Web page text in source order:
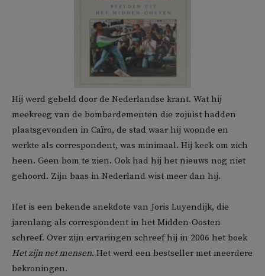
Hij werd gebeld door de Nederlandse krant. Wat hij
meekreeg van de bombardementen die zojuist hadden
plaatsgevonden in Caïro, de stad waar hij woonde en
werkte als correspondent, was minimaal. Hij keek om zich
heen. Geen bom te zien. Ook had hij het nieuws nog niet
gehoord. Zijn baas in Nederland wist meer dan hij.
Het is een bekende anekdote van Joris Luyendijk, die
jarenlang als correspondent in het Midden-Oosten
schreef. Over zijn ervaringen schreef hij in 2006 het boek
Het zijn net mensen. Het werd een bestseller met meerdere
bekroningen.